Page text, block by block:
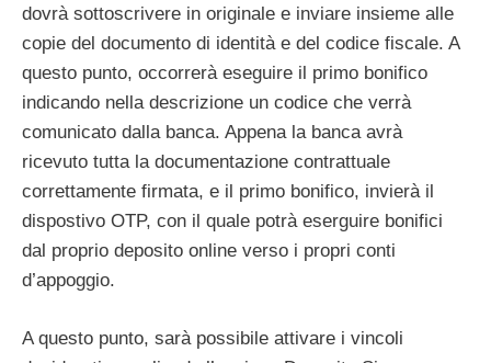
dovrà sottoscrivere in originale e inviare insieme alle
copie del documento di identità e del codice fiscale. A
questo punto, occorrerà eseguire il primo bonifico
indicando nella descrizione un codice che verrà
comunicato dalla banca. Appena la banca avrà
ricevuto tutta la documentazione contrattuale
correttamente firmata, e il primo bonifico, invierà il
dispostivo OTP, con il quale potrà eserguire bonifici
dal proprio deposito online verso i propri conti
d’appoggio.
A questo punto, sarà possibile attivare i vincoli